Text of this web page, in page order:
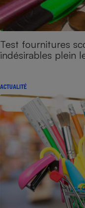
Test fournitures
indésirables plein
ACTUALITÉ